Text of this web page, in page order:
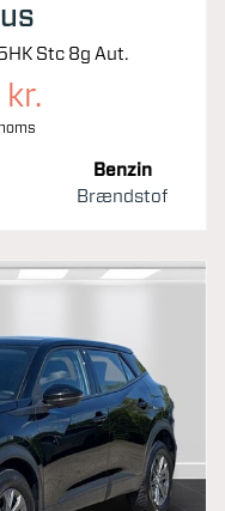
Stc 8g Aut.
Benzin
Brændstof